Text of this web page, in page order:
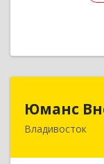
Юманс
Владивосток
690014,